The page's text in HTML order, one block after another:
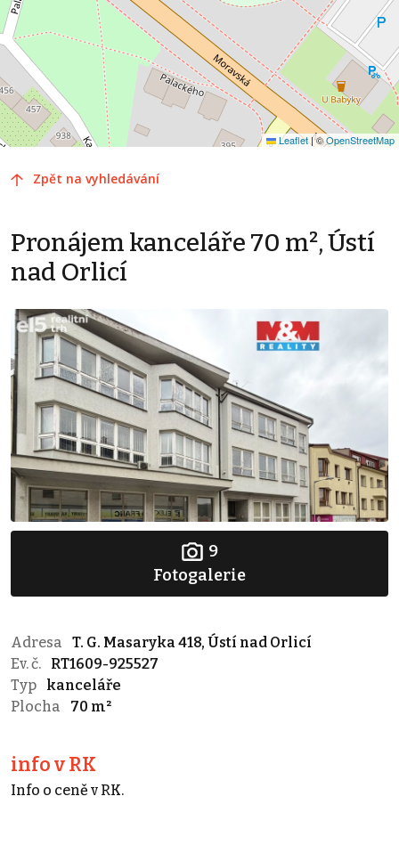
Leaflet |©OpenStreetMap
Zpět na vyhledávání
Pronájem kanceláře 70 m², Ústí
nad Orlicí
9
Fotogalerie
Adresa
T. G. Masaryka 418, Ústí nad Orlicí
Ev. č.
RT1609-925527
Typ
kanceláře
Plocha
70 m²
info v RK
Info o ceně v RK.